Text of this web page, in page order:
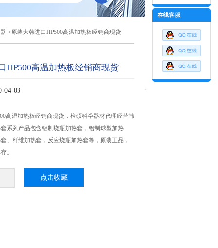
>原装大韩进口HP500高温加热板经销商现货
HP500高温加热板经销商现货
04-03
高温加热板经销商现货，检硕科学器材代理经营韩
系列产品包含铝制烧瓶加热套，铝制球型加热
、纤维加热套，反应烧瓶加热套等，原装正品，
。
点击收藏
在线客服